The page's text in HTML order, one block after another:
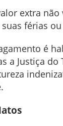
extra
férias ou
é
a Justiça do